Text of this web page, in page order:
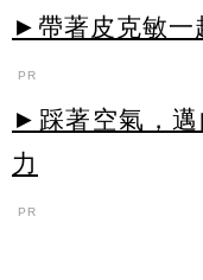
►帶著皮克敏一
PR
►踩著空氣，邁
力
PR